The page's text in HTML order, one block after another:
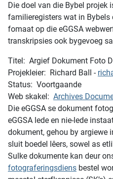
Die doel van die Bybel projek
familieregisters wat in Bybels
fomaat op die eGGSA
transkripsies ook bygevoeg
Titel: Argief Dokument Foto
Projekleier: Richard Ball -
Status: Voortgaande
Web skakel: Archives
Die eGGSA se dokument
eGGSA lede en nie-lede
dokument, gehou by argiewe
sluit boedel lêers, sowel as
Sulke dokumente kan deur
fotograferingsdiens bestel